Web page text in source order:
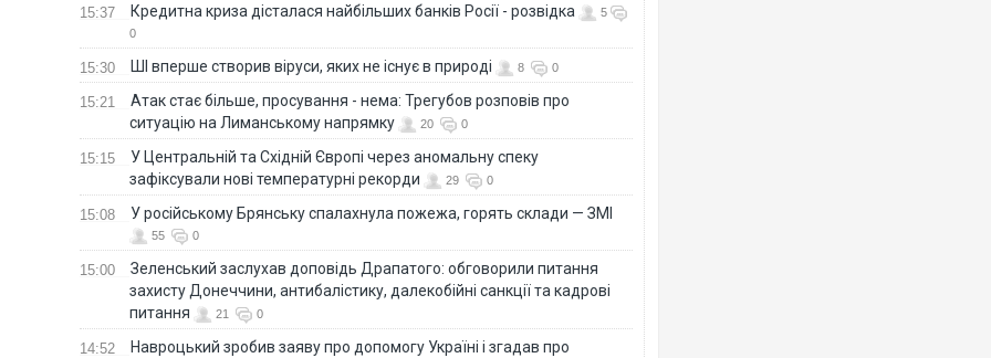
15:37 Кредитна криза дісталася найбільших банків Росії - розвідка
5
0
15:30 ШІ вперше створив віруси, яких не існує в природі 8 0
15:21
Атак стає більше, просування - нема: Трегубов розповів про
ситуацію на Лиманському напрямку
20 0
15:15
У Центральній та Східній Європі через аномальну спеку
зафіксували нові температурні рекорди
29 0
15:08 У російському Брянську спалахнула пожежа, горять склади — ЗМІ
55 0
15:00
Зеленський заслухав доповідь Драпатого: обговорили питання
захисту Донеччини, антибалістику, далекобійні санкції та кадрові
питання
21 0
14:52
Навроцький зробив заяву про допомогу Україні і згадав про